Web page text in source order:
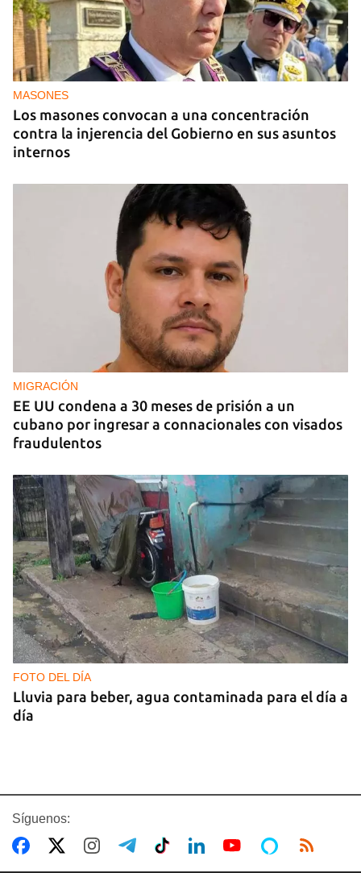
OPINIÓN
Lo que El Cangrejo no puede querer
MASONES
Los masones convocan a una concentración
contra la injerencia del Gobierno en sus asuntos
internos
MIGRACIÓN
EE UU condena a 30 meses de prisión a un
cubano por ingresar a connacionales con visados
fraudulentos
FOTO DEL DÍA
Lluvia para beber, agua contaminada para el día a
día
Síguenos: